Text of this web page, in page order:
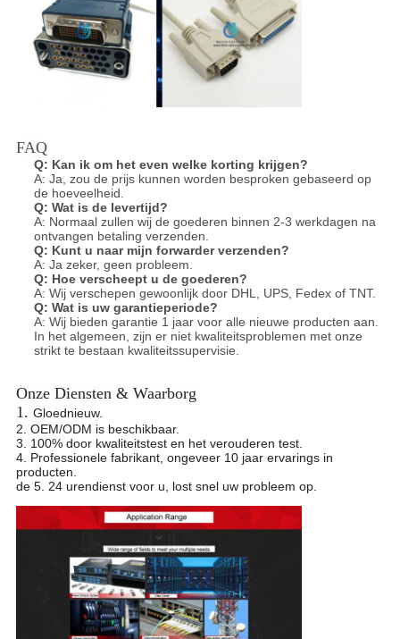
FAQ
Q: Kan ik om het even welke korting krijgen?
A: Ja, zou de prijs kunnen worden besproken gebaseerd op
de hoeveelheid.
Q: Wat is de levertijd?
A: Normaal zullen wij de goederen binnen 2-3 werkdagen na
ontvangen betaling verzenden.
Q: Kunt u naar mijn forwarder verzenden?
A: Ja zeker, geen probleem.
Q: Hoe verscheept u de goederen?
A: Wij verschepen gewoonlijk door DHL, UPS, Fedex of TNT.
Q: Wat is uw garantieperiode?
A: Wij bieden garantie 1 jaar voor alle nieuwe producten aan.
In het algemeen, zijn er niet kwaliteitsproblemen met onze
strikt te bestaan kwaliteitssupervisie.
Onze Diensten & Waarborg
1. Gloednieuw.
2. OEM/ODM is beschikbaar.
3. 100% door kwaliteitstest en het verouderen test.
4. Professionele fabrikant, ongeveer 10 jaar ervarings in
producten.
de 5. 24 urendienst voor u, lost snel uw probleem op.